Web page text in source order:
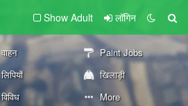
Show Adult लॉगिन
वाहन
Paint Jobs
लिपियों
खिलाड़ी
विविध More